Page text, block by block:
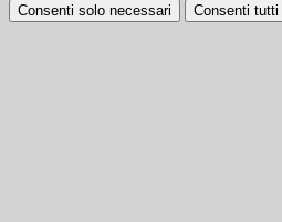
Consenti solo necessari Consenti tutti